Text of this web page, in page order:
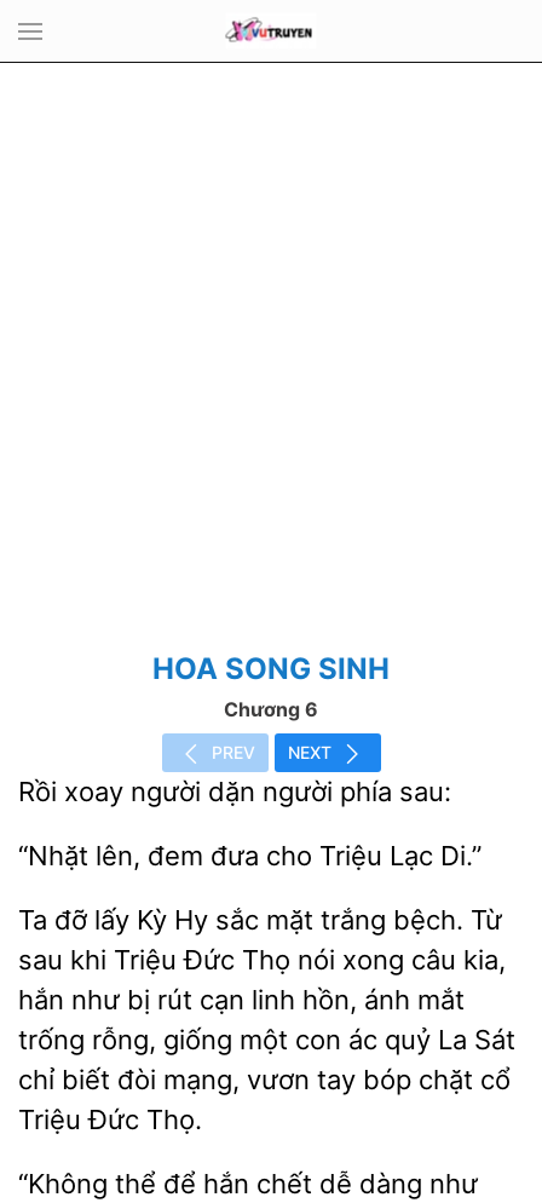
HOA SONG SINH
Chương 6
PREV NEXT
Rồi xoay người sau:
lên, đem đưa Triệu Di.”
Ta đỡ lấy Kỳ Hy sắc mặt trắng bệch. Từ
sau khi Triệu Đức Thọ nói xong câu kia,
hắn như
rút cạn linh hồn,
mắt
trống rỗng, giống một con ác quỷ La Sát
chỉ biết đòi mạng, vươn tay bóp chặt
Triệu Đức Thọ.
để hắn chết dễ
như